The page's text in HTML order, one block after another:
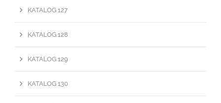
KATALOG 127
KATALOG 128
KATALOG 129
KATALOG 130